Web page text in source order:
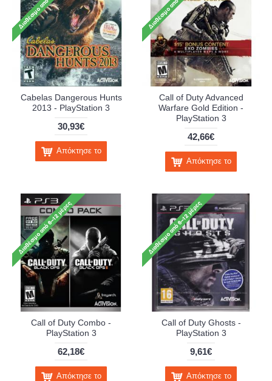
Cabelas Dangerous Hunts
2013 - PlayStation 3
30,93€
Απόκτησε το
Call of Duty Advanced
Warfare Gold Edition -
PlayStation 3
42,66€
Απόκτησε το
Call of Duty Combo -
PlayStation 3
62,18€
Απόκτησε το
Call of Duty Ghosts -
PlayStation 3
9,61€
Απόκτησε το